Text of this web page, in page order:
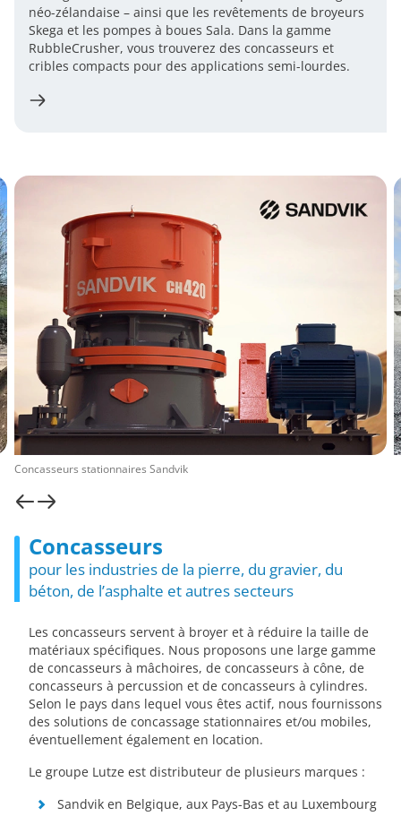
néo-zélandaise – ainsi que les revêtements de broyeurs
Skega et les pompes à boues Sala. Dans la gamme
RubbleCrusher, vous trouverez des concasseurs et
cribles compacts pour des applications semi-lourdes.
Concasseurs
pour les industries de la pierre, du gravier, du
béton, de l’asphalte et autres secteurs
Les concasseurs servent à broyer et à réduire la taille de
matériaux spécifiques. Nous proposons une large gamme
de concasseurs à mâchoires, de concasseurs à cône, de
concasseurs à percussion et de concasseurs à cylindres.
Selon le pays dans lequel vous êtes actif, nous fournissons
des solutions de concassage stationnaires et/ou mobiles,
éventuellement également en location.
Le groupe Lutze est distributeur de plusieurs marques :
Sandvik en Belgique, aux Pays-Bas et au Luxembourg
Concasseurs stationnaires Sandvik